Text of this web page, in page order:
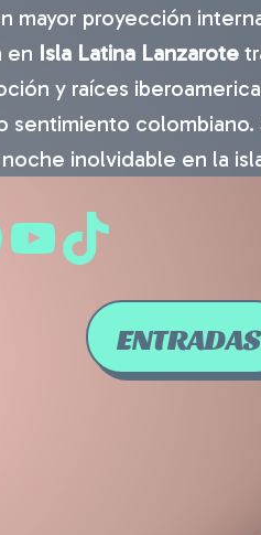
mayor proyección
en Isla Latina Lanzarote
y raíces
sentimiento colombiano.
inolvidable en la
YouTube TikTok
ENTRADAS